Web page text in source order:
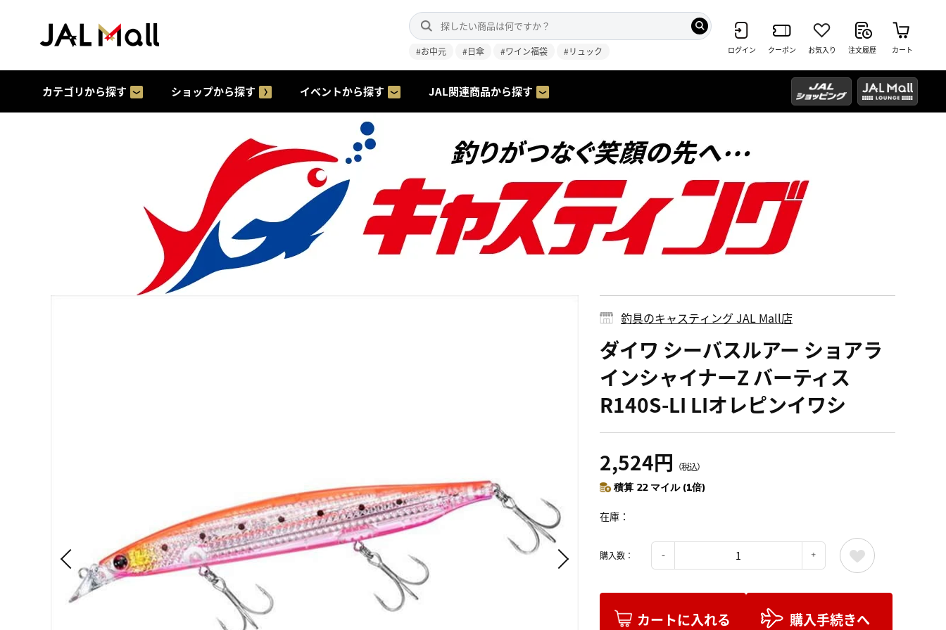
#お中元 #日傘 #ワイン福袋 #リュック ログイン クーポン お気入り 注文履歴 カート
カテゴリから探す ショップから探す イベントから探す JAL関連商品から探す
釣具のキャスティング JAL Mall店
ダイワ シーバスルアー ショアラ
インシャイナーZ バーティス
R140S-LI LIオレピンイワシ
2,524円 （税込）
積算 22 マイル (1倍)
在庫
購入数：
カートに入れる 購入手続きへ